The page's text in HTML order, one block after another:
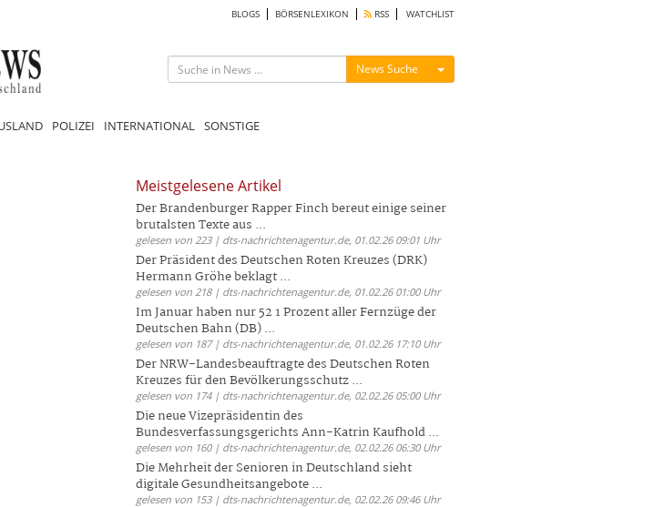
BLOGS BÖRSENLEXIKON RSS WATCHLIST
News Suche Menü ein-/ausblenden
POLIZEI INTERNATIONAL SONSTIGE
Meistgelesene Artikel
Der Brandenburger Rapper Finch bereut einige seiner
brutalsten Texte aus ...
gelesen von 223 | dts-nachrichtenagentur.de, 01.02.26 09:01 Uhr
Der Präsident des Deutschen Roten Kreuzes (DRK)
Hermann Gröhe beklagt ...
gelesen von 218 | dts-nachrichtenagentur.de, 01.02.26 01:00 Uhr
Im Januar haben nur 52 1 Prozent aller Fernzüge der
Deutschen Bahn (DB) ...
gelesen von 187 | dts-nachrichtenagentur.de, 01.02.26 17:10 Uhr
Der NRW-Landesbeauftragte des Deutschen Roten
Kreuzes für den Bevölkerungsschutz ...
gelesen von 174 | dts-nachrichtenagentur.de, 02.02.26 05:00 Uhr
Die neue Vizepräsidentin des
Bundesverfassungsgerichts Ann-Katrin Kaufhold ...
gelesen von 160 | dts-nachrichtenagentur.de, 02.02.26 06:30 Uhr
Die Mehrheit der Senioren in Deutschland sieht
digitale Gesundheitsangebote ...
gelesen von 153 | dts-nachrichtenagentur.de, 02.02.26 09:46 Uhr